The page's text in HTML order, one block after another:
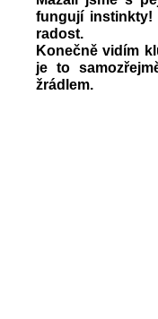
fungují instinkty!
radost.
Konečně vidím
je to
žrádlem.